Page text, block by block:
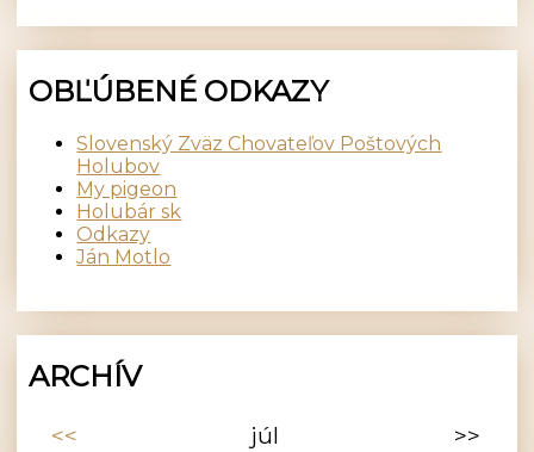
OBĽÚBENÉ ODKAZY
Slovenský Zväz Chovateľov Poštových
Holubov
My pigeon
Holubár sk
Odkazy
Ján Motlo
ARCHÍV
<< júl
>>